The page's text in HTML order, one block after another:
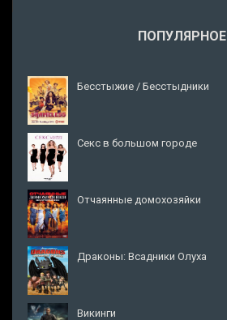
ПОПУЛЯРНОЕ
Бесстыжие / Бесстыдники
Секс в большом городе
Отчаянные домохозяйки
Драконы: Всадники Олуха
Викинги